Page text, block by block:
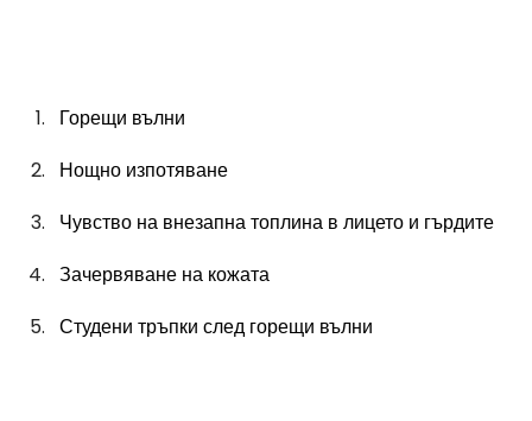
Горещи вълни
Нощно изпотяване
Чувство на внезапна топлина в лицето и гърдите
Зачервяване на кожата
Студени тръпки след горещи вълни